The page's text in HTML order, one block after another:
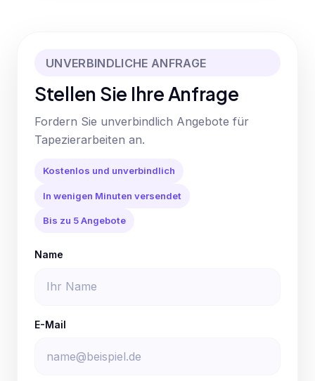
UNVERBINDLICHE ANFRAGE
Stellen Sie Ihre Anfrage
Fordern Sie unverbindlich Angebote für
Tapezierarbeiten an.
Kostenlos und unverbindlich
In wenigen Minuten versendet
Bis zu 5 Angebote
Name
E-Mail